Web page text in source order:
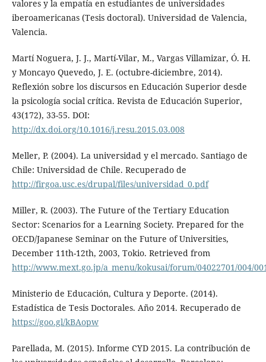
valores y la empatía en estudiantes de universidades
iberoamericanas (Tesis doctoral). Universidad de Valencia,
Valencia.
Martí Noguera, J. J., Martí-Vilar, M., Vargas Villamizar, Ó. H.
y Moncayo Quevedo, J. E. (octubre-diciembre, 2014).
Reflexión sobre los discursos en Educación Superior desde
la psicología social crítica. Revista de Educación Superior,
43(172), 33-55. DOI:
http://dx.doi.org/10.1016/j.resu.2015.03.008
Meller, P. (2004). La universidad y el mercado. Santiago de
Chile: Universidad de Chile. Recuperado de
http://firgoa.usc.es/drupal/files/universidad_0.pdf
Miller, R. (2003). The Future of the Tertiary Education
Sector: Scenarios for a Learning Society. Prepared for the
OECD/Japanese Seminar on the Future of Universities,
December 11th-12th, 2003, Tokio. Retrieved from
http://www.mext.go.jp/a_menu/kokusai/forum/04022701/004/
Ministerio de Educación, Cultura y Deporte. (2014).
Estadística de Tesis Doctorales. Año 2014. Recuperado de
https://goo.gl/kBAopw
Parellada, M. (2015). Informe CYD 2015. La contribución de